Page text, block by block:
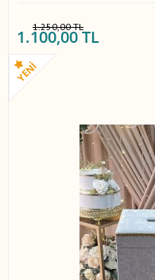
1.250,00 TL
1.100,00 TL